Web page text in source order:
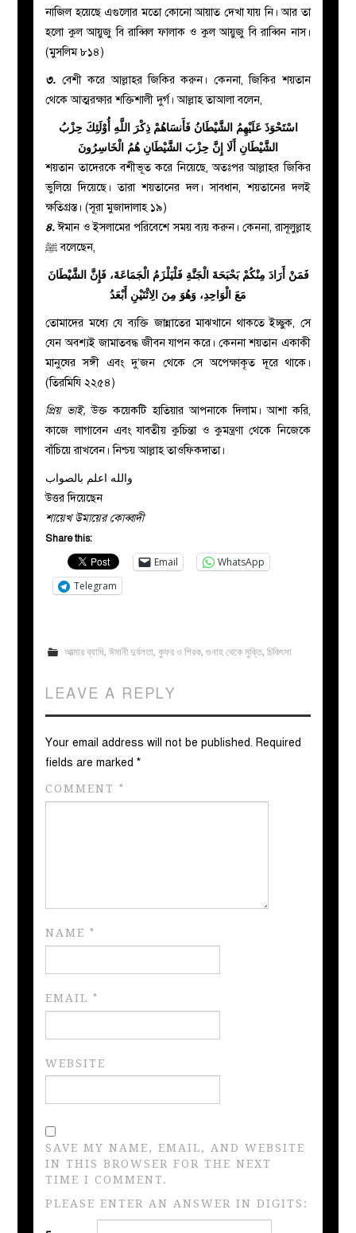
নাজিল হয়েছে এগুলোর মতো কোনো আয়াত দেখা যায় নি। আর তা
হলো কুল আয়ুজু বি রাব্বিল ফালাক ও কুল আয়ুজু বি রাব্বিন নাস।
(মুসলিম ৮১৪)
৩. বেশী করে আল্লাহর জিকির করুন। কেননা, জিকির শয়তান
থেকে আত্মরক্ষার শক্তিশালী দুর্গ। আল্লাহ তাআলা বলেন,
اسْتَحْوَذَ عَلَيْهِمُ الشَّيْطَانُ فَأَنسَاهُمْ ذِكْرَ اللَّهِ أُوْلَئِكَ حِزْبُ
الشَّيْطَانِ أَلَا إِنَّ حِزْبَ الشَّيْطَانِ هُمُ الْخَاسِرُونَ
শয়তান তাদেরকে বশীভূত করে নিয়েছে, অতঃপর আল্লাহর জিকির
ভুলিয়ে দিয়েছে। তারা শয়তানের দল। সাবধান, শয়তানের দলই
ক্ষতিগ্রস্ত। (সূরা মুজাদালাহ ১৯)
৪.ঈমান ও ইসলামের পরিবেশে সময় ব্যয় করুন। কেননা, রাসূলুল্লাহ
ﷺবলেছেন,
فَمَنْ أَرَادَ مِنْكُمْ بَحْبَحَةَ الْجَنَّةِ فَلْيَلْزَمُ الْجَمَاعَةَ، فَإِنَّ الشَّيْطَانَ
مَعَ الْوَاحِدِ، وَهُوَ مِنَ الِاثْنَيْنِ أَبْعَدُ
তোমাদের মধ্যে যে ব্যক্তি জান্নাতের মাঝখানে থাকতে ইচ্ছুক, সে
যেন অবশ্যই জামাতবদ্ধ জীবন যাপন করে। কেননা শয়তান একাকী
মানুষের সঙ্গী এবং দু’জন থেকে সে অপেক্ষাকৃত দূরে থাকে।
(তিরমিযি ২২৫৪)
প্রিয় ভাই, উক্ত কয়েকটি হাতিয়ার আপনাকে দিলাম। আশা করি,
কাজে লাগাবেন এবং যাবতীয় কুচিন্তা ও কুমন্ত্রণা থেকে নিজেকে
বাঁচিয়ে রাখবেন। নিশ্চয় আল্লাহ তাওফিকদাতা।
والله اعلم بالصواب
উত্তর দিয়েছেন
শায়েখ উমায়ের কোব্বাদী
Share this:
Email
WhatsApp
Telegram
আত্মার ব্যাধি, ঈমানী দুর্বলতা, কুফর ও শিরক, গুনাহ থেকে মুক্তি, চিকিৎসা
LEAVE A REPLY
Your email address will not be published. Required
fields are marked*
COMMENT*
NAME*
EMAIL*
WEBSITE
SAVE MY NAME, EMAIL, AND WEBSITE
IN THIS BROWSER FOR THE NEXT
TIME I COMMENT.
PLEASE ENTER AN ANSWER IN DIGITS: